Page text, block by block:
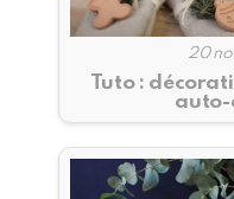
20
Tuto :
auto-